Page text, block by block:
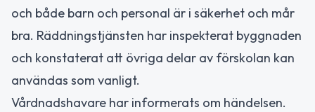
och både barn och personal är i säkerhet och mår
bra. Räddningstjänsten har inspekterat byggnaden
och konstaterat att övriga delar av förskolan kan
användas som vanligt.
Vårdnadshavare har informerats om händelsen.